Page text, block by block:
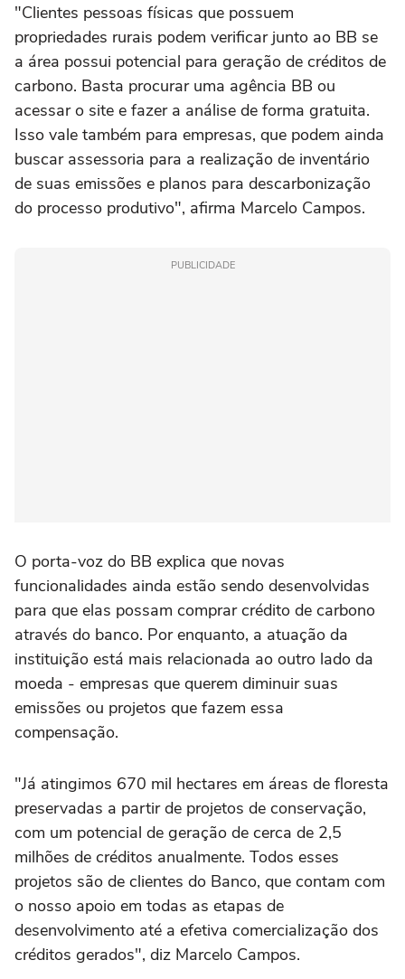
"Clientes pessoas físicas que possuem
propriedades rurais podem verificar junto ao BB se
a área possui potencial para geração de créditos de
carbono. Basta procurar uma agência BB ou
acessar o site e fazer a análise de forma gratuita.
Isso vale também para empresas, que podem ainda
buscar assessoria para a realização de inventário
de suas emissões e planos para descarbonização
do processo produtivo", afirma Marcelo Campos.
PUBLICIDADE
O porta-voz do BB explica que novas
funcionalidades ainda estão sendo desenvolvidas
para que elas possam comprar crédito de carbono
através do banco. Por enquanto, a atuação da
instituição está mais relacionada ao outro lado da
moeda - empresas que querem diminuir suas
emissões ou projetos que fazem essa
compensação.
"Já atingimos 670 mil hectares em áreas de floresta
preservadas a partir de projetos de conservação,
com um potencial de geração de cerca de 2,5
milhões de créditos anualmente. Todos esses
projetos são de clientes do Banco, que contam com
o nosso apoio em todas as etapas de
desenvolvimento até a efetiva comercialização dos
créditos gerados", diz Marcelo Campos.